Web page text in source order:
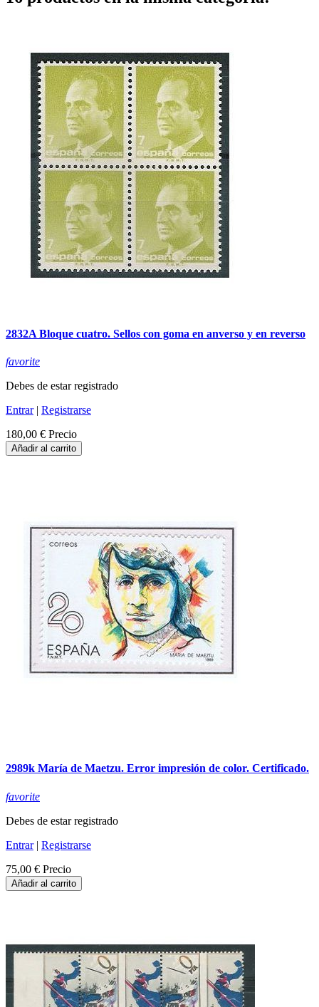
2832A Bloque cuatro. Sellos con goma en anverso y en reverso
favorite
Debes de estar registrado
Entrar| Registrarse
180,00 € Precio
Añadir al carrito
2989k María de Maetzu. Error impresión de color. Certificado.
favorite
Debes de estar registrado
Entrar| Registrarse
75,00 € Precio
Añadir al carrito